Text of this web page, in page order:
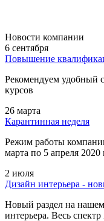
Новости компании
6 сентября
Повышение
Рекомендуем удобный
курсов
26 марта
Карантинная неделя
Режим работы
марта по 5 апреля 2020
2 июля
Дизайн интерьера -
Новый раздел на
интерьера. Весь